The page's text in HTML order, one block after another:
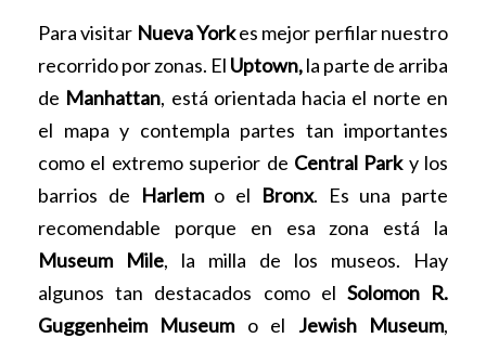
Para visitar Nueva Yorkes mejor perfilar nuestro
recorrido por zonas. El Uptown,la parte de arriba
de Manhattan, está orientada hacia el norte en
el mapa y contempla partes tan importantes
como el extremo superior de Central Parky los
barrios de Harlemo el Bronx. Es una parte
recomendable porque en esa zona está la
Museum Mile, la milla de los museos. Hay
algunos tan destacados como el Solomon R.
Guggenheim Museum o el Jewish Museum,